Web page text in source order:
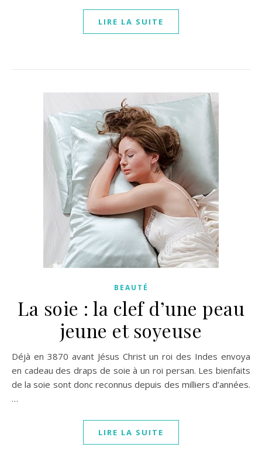
LIRE LA SUITE
BEAUTÉ
La soie : la clef d’une peau
jeune et soyeuse
Déjà en 3870 avant Jésus Christ un roi des Indes envoya
en cadeau des draps de soie à un roi persan. Les bienfaits
de la soie sont donc reconnus depuis des milliers d’années.
…
LIRE LA SUITE